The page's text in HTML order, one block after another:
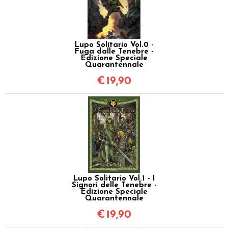
Lupo Solitario Vol.0 -
Fuga dalle Tenebre -
Edizione Speciale
Quarantennale
€ 19,90
Lupo Solitario Vol.1 - I
Signori delle Tenebre -
Edizione Speciale
Quarantennale
€ 19,90